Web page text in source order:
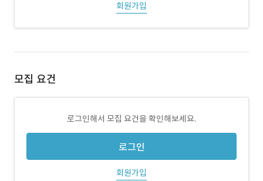
회원가입
모집 요건
로그인해서 모집 요건을 확인해보세요.
로그인
회원가입